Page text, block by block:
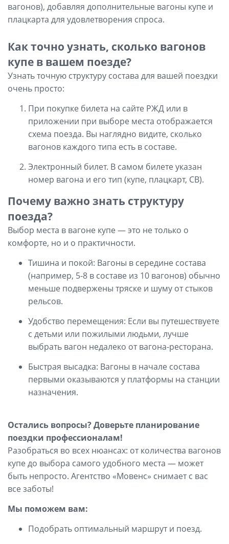
вагонов), добавляя дополнительные вагоны купе и
плацкарта для удовлетворения спроса.
Как точно узнать, сколько вагонов
купе в вашем поезде?
Узнать точную структуру состава для вашей поездки
очень просто:
При покупке билета на сайте РЖД или в
приложении при выборе места отображается
схема поезда. Вы наглядно видите, сколько
вагонов каждого типа есть в составе.
Электронный билет. В самом билете указан
номер вагона и его тип (купе, плацкарт, СВ).
Почему важно знать структуру
поезда?
Выбор места в вагоне купе — это не только о
комфорте, но и о практичности.
Тишина и покой: Вагоны в середине состава
(например, 5-8 в составе из 10 вагонов) обычно
меньше подвержены тряске и шуму от стыков
рельсов.
Удобство перемещения: Если вы путешествуете
с детьми или пожилыми людьми, лучше
выбрать вагон недалеко от вагона-ресторана.
Быстрая высадка: Вагоны в начале состава
первыми оказываются у платформы на станции
назначения.
Остались вопросы? Доверьте планирование
поездки профессионалам!
Разобраться во всех нюансах: от количества вагонов
купе до выбора самого удобного места — может
быть непросто. Агентство «Мовенс» снимает с вас
все заботы!
Мы поможем вам:
Подобрать оптимальный маршрут и поезд.